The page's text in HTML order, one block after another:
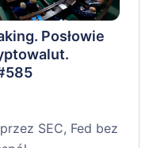
Posłowie
SEC, Fed bez